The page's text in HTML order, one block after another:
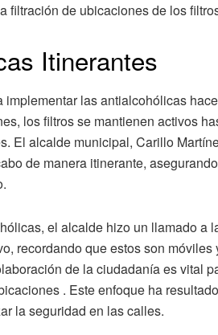
filtración de ubicaciones de los
Itinerantes
implementar las antialcohólicas
los filtros se mantienen activos
El alcalde municipal, Carillo
de manera itinerante,
el alcalde hizo un llamado a
recordando que estos son
de la ciudadanía es vital
. Este enfoque ha
la seguridad en las calles.